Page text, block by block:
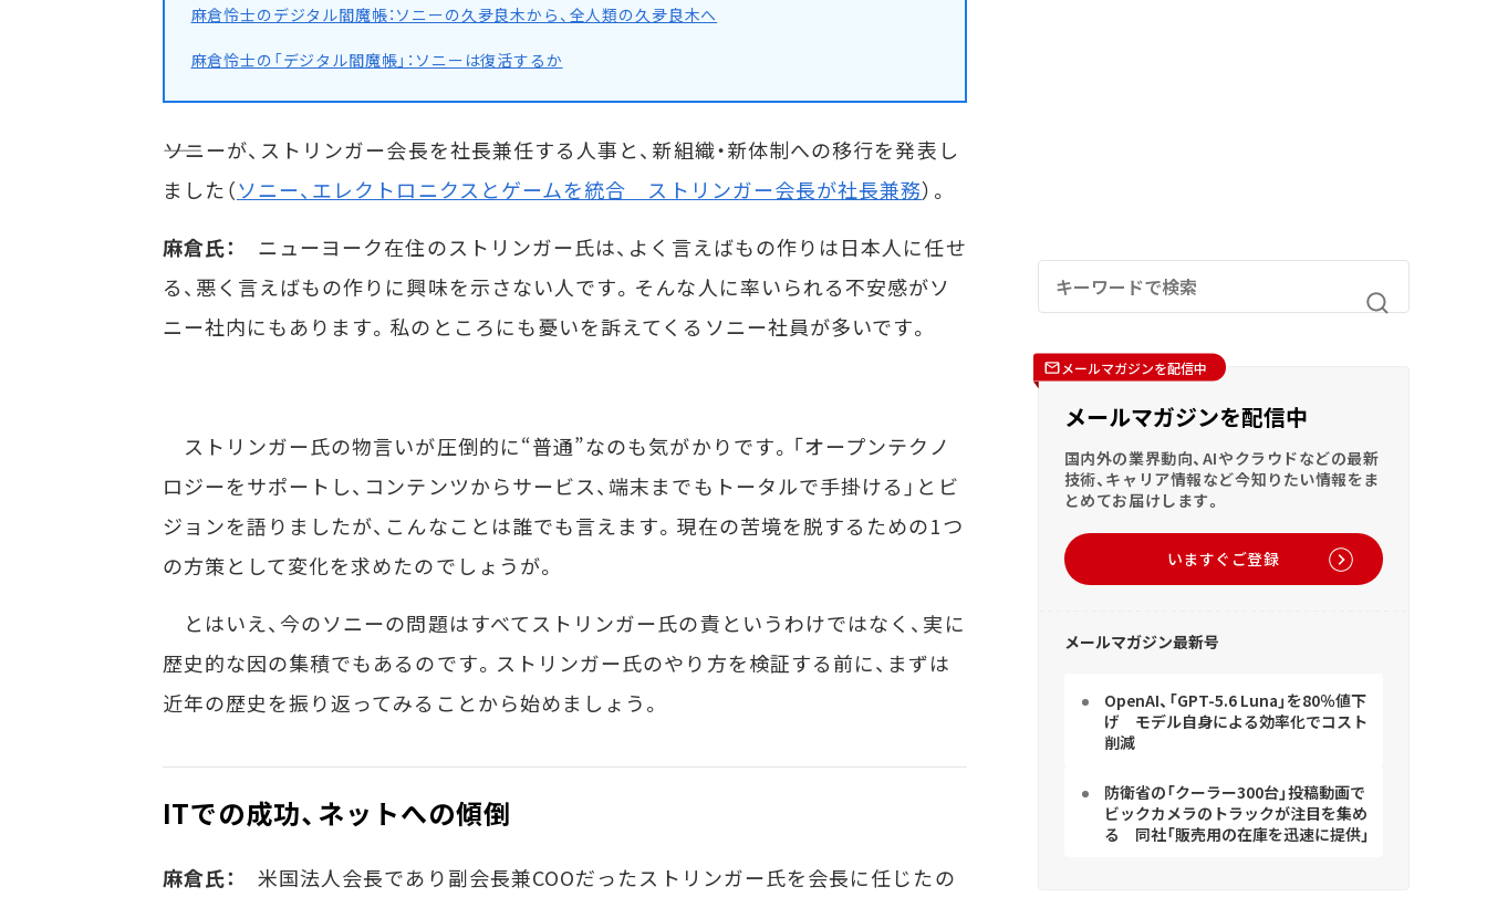
麻倉怜士のデジタル閻魔帳：ソニーの久夛良木から、全人類の久夛良木へ
麻倉怜士の「デジタル閻魔帳」：ソニーは復活するか
――ソニーが、ストリンガー会長を社長兼任する人事と、新組織・新体制への移行を発表し
ました（ソニー、エレクトロニクスとゲームを統合 ストリンガー会長が社長兼務）。
麻倉氏：
ニューヨーク在住のストリンガー氏は、よく言えばもの作りは日本人に任せ
る、悪く言えばもの作りに興味を示さない人です。そんな人に率いられる不安感がソ
ニー社内にもあります。私のところにも憂いを訴えてくるソニー社員が多いです。
ストリンガー氏の物言いが圧倒的に“普通”なのも気がかりです。「オープンテクノ
ロジーをサポートし、コンテンツからサービス、端末までもトータルで手掛ける」とビ
ジョンを語りましたが、こんなことは誰でも言えます。現在の苦境を脱するための1つ
の方策として変化を求めたのでしょうが。
とはいえ、今のソニーの問題はすべてストリンガー氏の責というわけではなく、実に
歴史的な因の集積でもあるのです。ストリンガー氏のやり方を検証する前に、まずは
近年の歴史を振り返ってみることから始めましょう。
ITでの成功、ネットへの傾倒
麻倉氏：
米国法人会長であり副会長兼COOだったストリンガー氏を会長に任じたの
メールマガジンを配信中
メールマガジンを配信中
国内外の業界動向、AIやクラウドなどの最新
技術、キャリア情報など今知りたい情報をま
とめてお届けします。
いますぐご登録
メールマガジン最新号
OpenAI、「GPT-5.6 Luna」を80％値下
げ モデル自身による効率化でコスト
削減
防衛省の「クーラー300台」投稿動画で
ビックカメラのトラックが注目を集め
る 同社「販売用の在庫を迅速に提供」